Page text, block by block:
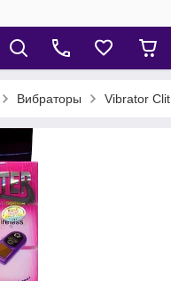
Вибраторы Vibrator